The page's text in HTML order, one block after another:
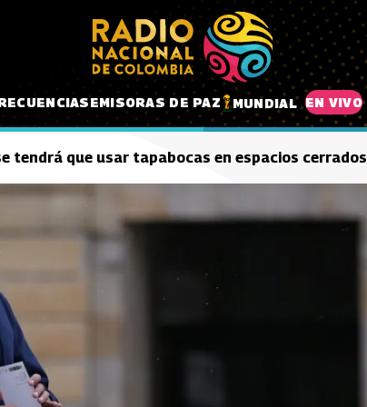
EMISORAS DE PAZ MUNDIAL EN VIVO
tendrá que usar tapabocas en espacios cerrados